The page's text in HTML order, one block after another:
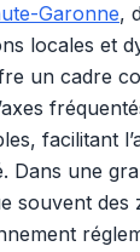
Garonne,
locales et
un cadre
facilitant
Dans une
souvent des